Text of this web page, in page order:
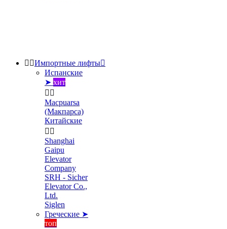
 Импортные лифты
Испанские
➤ хит
 
Macpuarsa
(Макпарса)
Китайские
 
Shanghai
Gaipu
Elevator
Company
SRH - Sicher
Elevator Co.,
Ltd.
Siglen
Греческие ➤
топ